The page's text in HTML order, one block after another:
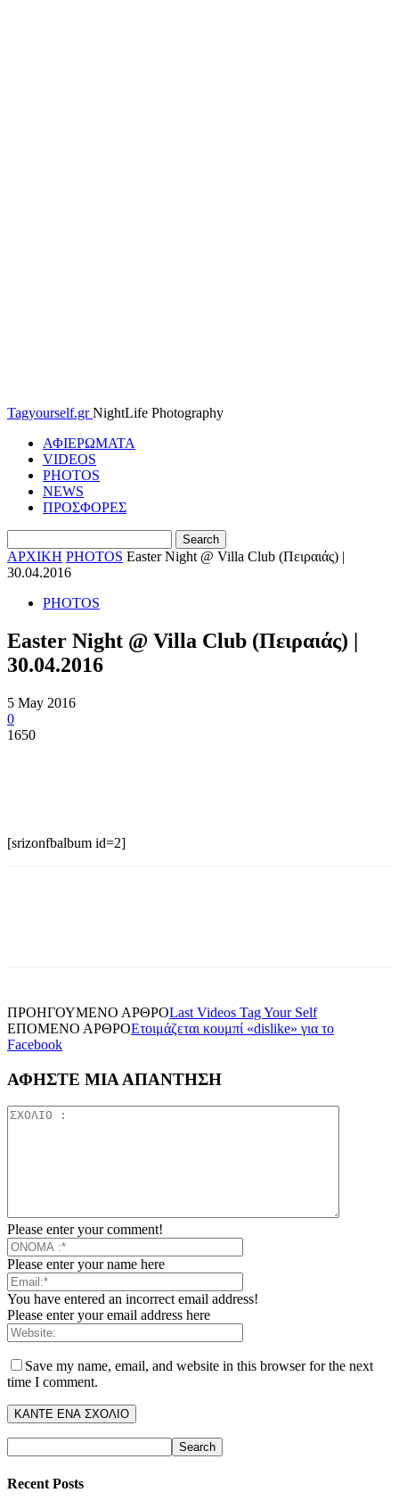
Tagyourself.gr NightLife Photography
ΑΦΙΕΡΩΜΑΤΑ
VIDEOS
PHOTOS
NEWS
ΠΡΟΣΦΟΡΕΣ
ΑΡΧΙΚΗ PHOTOS Easter Night @ Villa Club (Πειραιάς) |
30.04.2016
PHOTOS
Easter Night @ Villa Club (Πειραιάς) |
30.04.2016
5 May 2016
0
1650
[srizonfbalbum id=2]
ΠΡΟΗΓΟΥΜΕΝΟ ΑΡΘΡΟLast Videos Tag Your Self
ΕΠΟΜΕΝΟ ΑΡΘΡΟΕτοιμάζεται κουμπί «dislike» για το
Facebook
ΑΦΗΣΤΕ ΜΙΑ ΑΠΑΝΤΗΣΗ
Please enter your comment!
Please enter your name here
You have entered an incorrect email address!
Please enter your email address here
Save my name, email, and website in this browser for the next
time I comment.
Recent Posts